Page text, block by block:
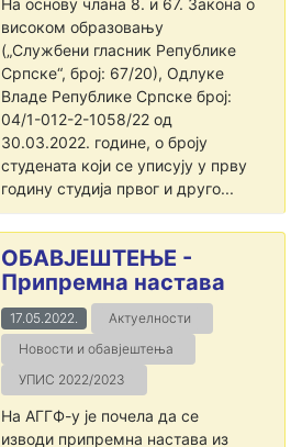
На основу члана 8. и 67. Закона о
високом образовању
(„Службени гласник Републике
Српске“, број: 67/20), Одлуке
Владе Републике Српске број:
04/1-012-2-1058/22 од
30.03.2022. године, о броју
студената који се уписују у прву
годину студија првог и друго...
ОБАВЈЕШТЕЊЕ -
Припремна настава
17.05.2022.
Актуелности
Новости и обавјештења
УПИС 2022/2023
На АГГФ-у је почела да се
изводи припремна настава из